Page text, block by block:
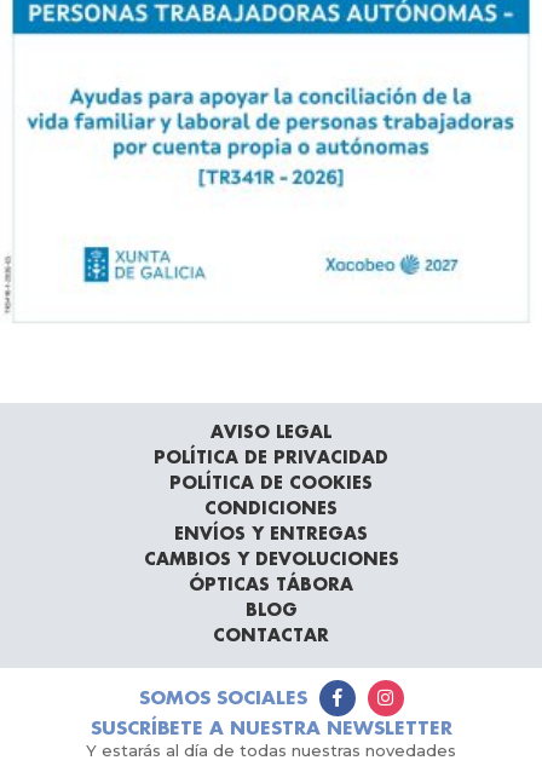
AVISO LEGAL
POLÍTICA DE PRIVACIDAD
POLÍTICA DE COOKIES
CONDICIONES
ENVÍOS Y ENTREGAS
CAMBIOS Y DEVOLUCIONES
ÓPTICAS TÁBORA
BLOG
CONTACTAR
SOMOS SOCIALES
SUSCRÍBETE A NUESTRA NEWSLETTER
Y estarás al día de todas nuestras novedades